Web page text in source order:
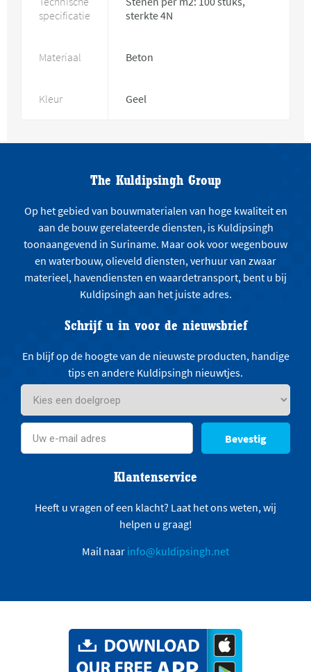
specificatie
sterkte 4N
Materiaal Beton
Kleur Geel
The Kuldipsingh Group
Op het gebied van bouwmaterialen van hoge kwaliteit en
aan de bouw gerelateerde diensten, is Kuldipsingh
toonaangevend in Suriname. Maar ook voor wegenbouw
en waterbouw, olieveld diensten, verhuur van zwaar
materieel, havendiensten en waardetransport, bent u bij
Kuldipsingh aan het juiste adres.
Schrijf u in voor de nieuwsbrief
En blijf op de hoogte van de nieuwste producten, handige
tips en andere Kuldipsingh nieuwtjes.
Bevestig
Klantenservice
Heeft u vragen of een klacht? Laat het ons weten, wij
helpen u graag!
Mail naar info@kuldipsingh.net